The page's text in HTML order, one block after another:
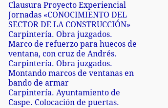
Clausura Proyecto Experiencial
Jornadas «CONOCIMIENTO DEL
SECTOR DE LA CONSTRUCCIÓN»
Carpintería. Obra juzgados.
Marco de refuerzo para huecos de
ventana, con cruz de Andrés.
Carpintería. Obra juzgados.
Montando marcos de ventanas en
bando de armar
Carpintería. Ayuntamiento de
Caspe. Colocación de puertas.